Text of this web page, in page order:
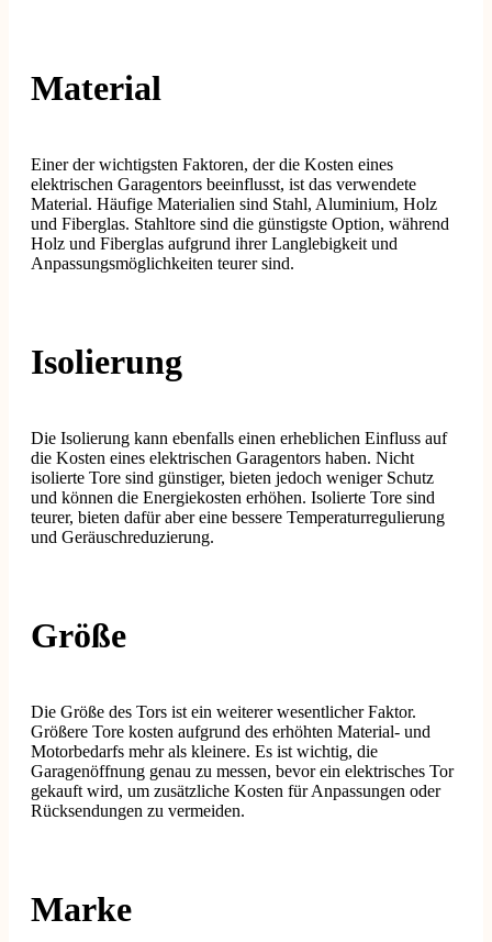
Material
Einer der wichtigsten Faktoren, der die Kosten eines
elektrischen Garagentors beeinflusst, ist das verwendete
Material. Häufige Materialien sind Stahl, Aluminium, Holz
und Fiberglas. Stahltore sind die günstigste Option, während
Holz und Fiberglas aufgrund ihrer Langlebigkeit und
Anpassungsmöglichkeiten teurer sind.
Isolierung
Die Isolierung kann ebenfalls einen erheblichen Einfluss auf
die Kosten eines elektrischen Garagentors haben. Nicht
isolierte Tore sind günstiger, bieten jedoch weniger Schutz
und können die Energiekosten erhöhen. Isolierte Tore sind
teurer, bieten dafür aber eine bessere Temperaturregulierung
und Geräuschreduzierung.
Größe
Die Größe des Tors ist ein weiterer wesentlicher Faktor.
Größere Tore kosten aufgrund des erhöhten Material- und
Motorbedarfs mehr als kleinere. Es ist wichtig, die
Garagenöffnung genau zu messen, bevor ein elektrisches Tor
gekauft wird, um zusätzliche Kosten für Anpassungen oder
Rücksendungen zu vermeiden.
Marke